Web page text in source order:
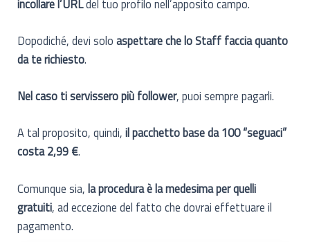
incollare l’URLdel tuo profilo nell’apposito campo.
Dopodiché, devi soloaspettare che lo Staff faccia quanto
da te richiesto.
Nel caso ti servissero più follower, puoi sempre pagarli.
A tal proposito, quindi, il pacchetto base da 100 “seguaci”
costa 2,99 €.
Comunque sia, la procedura è la medesima per quelli
gratuiti, ad eccezione del fatto che dovrai effettuare il
pagamento.